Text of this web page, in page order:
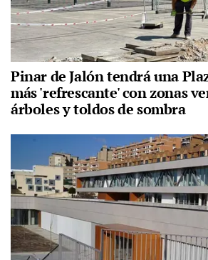
Pinar de Jalón tendrá una
más 'refrescante' con zonas
árboles y toldos de sombra